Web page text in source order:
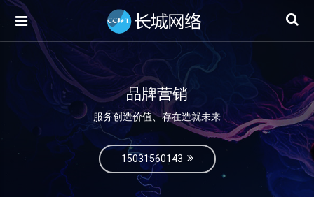
品牌营销
服务创造价值、存在造就未来
15031560143